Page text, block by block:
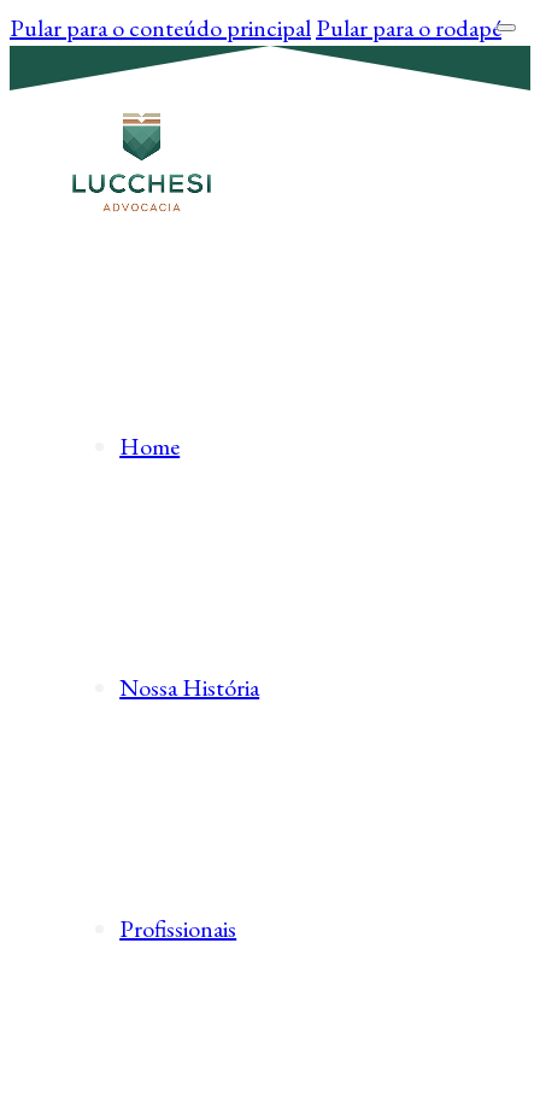
Pular para o conteúdo principalPular para o rodapé
Home
Nossa História
Profissionais